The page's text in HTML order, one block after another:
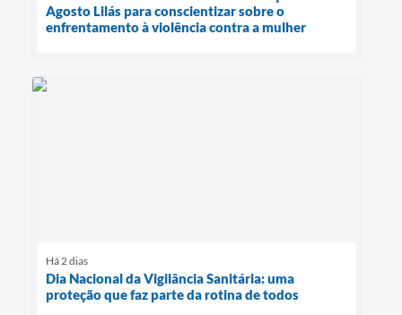
Agosto Lilás para conscientizar sobre o
enfrentamento à violência contra a mulher
Há 2 dias
Dia Nacional da Vigilância Sanitária: uma
proteção que faz parte da rotina de todos